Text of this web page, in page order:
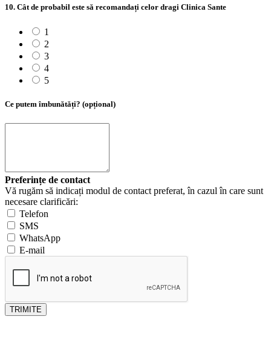
10. Cât de probabil este să recomandați celor dragi Clinica Sante
1
2
3
4
5
Ce putem îmbunătăți? (opțional)
Preferințe de contact
Vă rugăm să indicați modul de contact preferat, în cazul în care sunt
necesare clarificări:
Telefon
SMS
WhatsApp
E-mail
TRIMITE